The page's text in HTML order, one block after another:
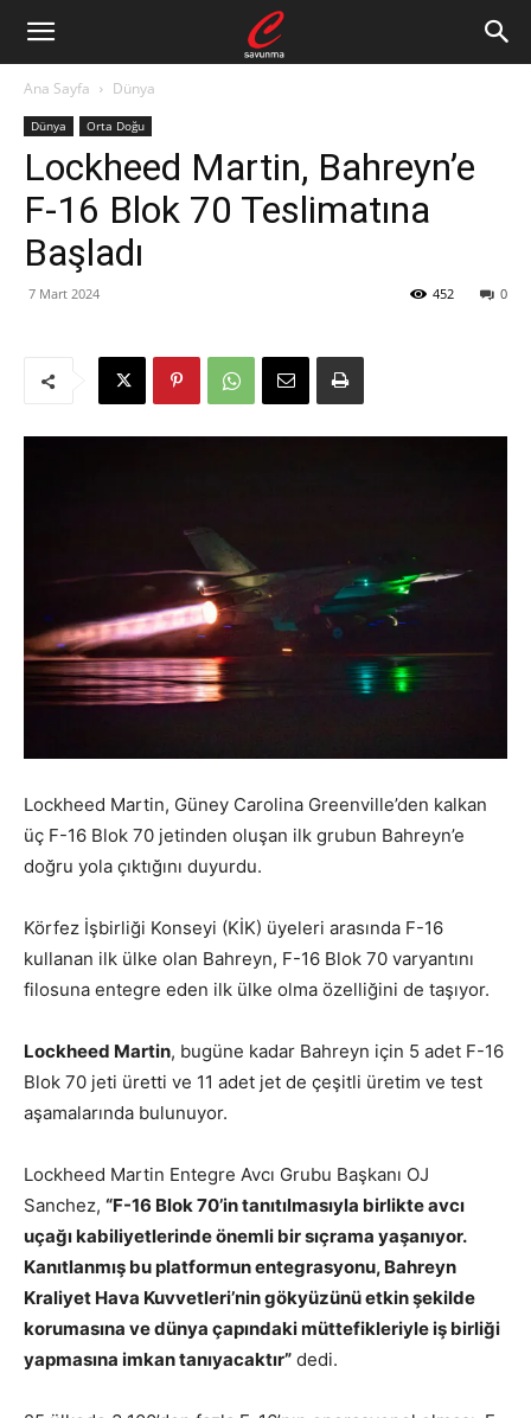
Ana Sayfa Dünya
Dünya Orta Doğu
Lockheed Martin, Bahreyn’e
F-16 Blok 70 Teslimatına
Başladı
7 Mart 2024 0
452
Lockheed Martin, Güney Carolina Greenville’den kalkan
üç F-16 Blok 70 jetinden oluşan ilk grubun Bahreyn’e
doğru yola çıktığını duyurdu.
Körfez İşbirliği Konseyi (KİK) üyeleri arasında F-16
kullanan ilk ülke olan Bahreyn, F-16 Blok 70 varyantını
filosuna entegre eden ilk ülke olma özelliğini de taşıyor.
Lockheed Martin, bugüne kadar Bahreyn için 5 adet F-16
Blok 70 jeti üretti ve 11 adet jet de çeşitli üretim ve test
aşamalarında bulunuyor.
Lockheed Martin Entegre Avcı Grubu Başkanı OJ
Sanchez, “F-16 Blok 70’in tanıtılmasıyla birlikte avcı
uçağı kabiliyetlerinde önemli bir sıçrama yaşanıyor.
Kanıtlanmış bu platformun entegrasyonu, Bahreyn
Kraliyet Hava Kuvvetleri’nin gökyüzünü etkin şekilde
korumasına ve dünya çapındaki müttefikleriyle iş birliği
yapmasına imkan tanıyacaktır” dedi.